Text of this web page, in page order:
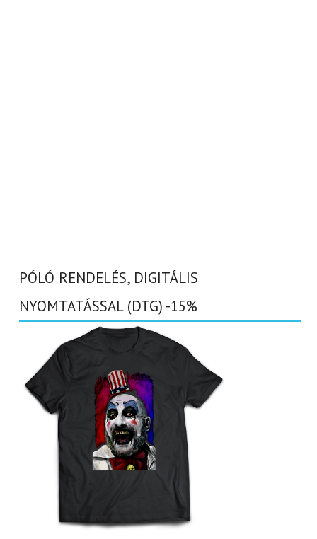
PÓLÓ RENDELÉS, DIGITÁLIS
NYOMTATÁSSAL (DTG) -15%